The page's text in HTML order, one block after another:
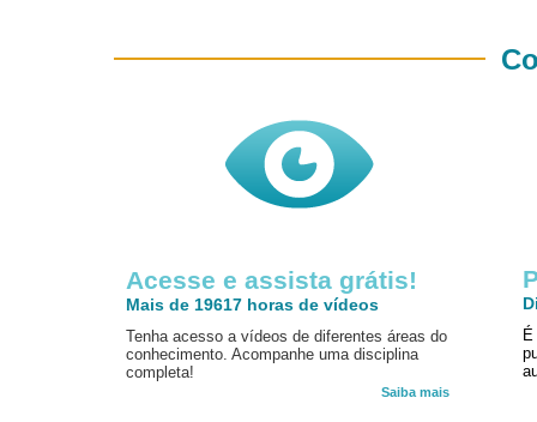
Acesse e assista grátis!
Mais de 19617 horas de vídeos
Tenha acesso a vídeos de diferentes áreas do
conhecimento. Acompanhe uma disciplina
completa!
Saiba mais